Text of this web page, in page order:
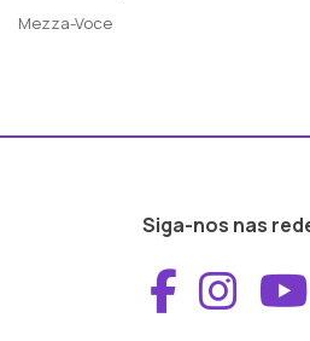
Mezza-Voce
Siga-nos nas